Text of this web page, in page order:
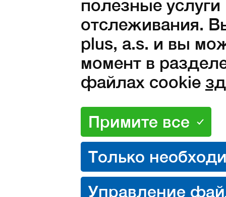
полезные
отслеживания.
plus, a.s. и вы
момент в
файлах cookie
50
51
Количество:
в наличии
1 690Kč с
1 397 Kč без НДС